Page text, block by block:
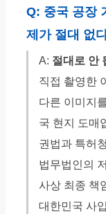
Q: 중국 공장
제가 절대 없
A: 절대로 안
직접 촬영한
다른 이미지
국 현지 도매
권법과 특허
법무법인의
사상 최종 책
대한민국 사